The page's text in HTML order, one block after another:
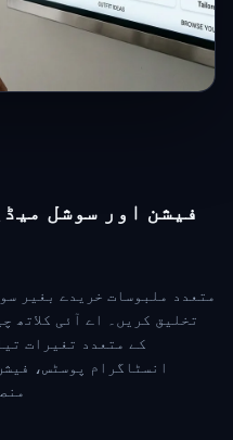
فیشن اور سوشل
متعدد ملبوسات خریدے بغیر
تخلیق کریں۔ اے آئی کلاتھ
کے متعدد تغیرات
انسٹاگرام پوسٹس،